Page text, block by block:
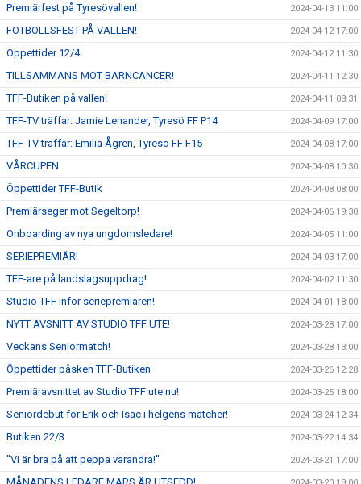
Premiärfest på Tyresövallen! 2024-04-13 11:00
FOTBOLLSFEST PÅ VALLEN! 2024-04-12 17:00
Öppettider 12/4 2024-04-12 11:30
TILLSAMMANS MOT BARNCANCER! 2024-04-11 12:30
TFF-Butiken på vallen! 2024-04-11 08:31
TFF-TV träffar: Jamie Lenander, Tyresö FF P14 2024-04-09 17:00
TFF-TV träffar: Emilia Ågren, Tyresö FF F15 2024-04-08 17:00
VÅRCUPEN 2024-04-08 10:30
Öppettider TFF-Butik 2024-04-08 08:00
Premiärseger mot Segeltorp! 2024-04-06 19:30
Onboarding av nya ungdomsledare! 2024-04-05 11:00
SERIEPREMIÄR! 2024-04-03 17:00
TFF-are på landslagsuppdrag! 2024-04-02 11:30
Studio TFF inför seriepremiären! 2024-04-01 18:00
NYTT AVSNITT AV STUDIO TFF UTE! 2024-03-28 17:00
Veckans Seniormatch! 2024-03-28 13:00
Öppettider påsken TFF-Butiken 2024-03-26 12:28
Premiäravsnittet av Studio TFF ute nu! 2024-03-25 18:00
Seniordebut för Erik och Isac i helgens matcher! 2024-03-24 12:34
Butiken 22/3 2024-03-22 14:34
"Vi är bra på att peppa varandra!" 2024-03-21 17:00